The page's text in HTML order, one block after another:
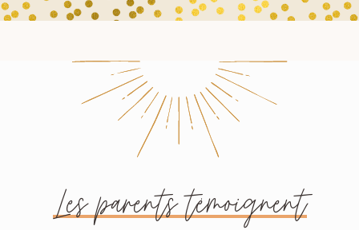
Les parents témoignent